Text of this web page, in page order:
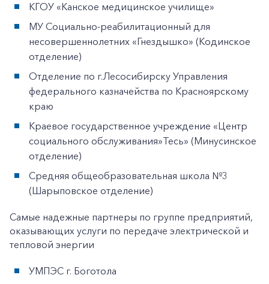
Корпоративным клиентам
КГОУ «Канское медицинское училище»
МУ Социально-реабилитационный для
несовершеннолетних «Гнездышко» (Кодинское
отделение)
Отделение по г.Лесосибирску Управления
федерального казначейства по Красноярскому
краю
Краевое государственное учреждение «Центр
социального обслуживания»Тесь» (Минусинское
отделение)
Средняя общеобразовательная школа №3
(Шарыповское отделение)
Самые надежные партнеры по группе предприятий,
оказывающих услуги по передаче электрической и
тепловой энергии
УМПЭС г. Боготола